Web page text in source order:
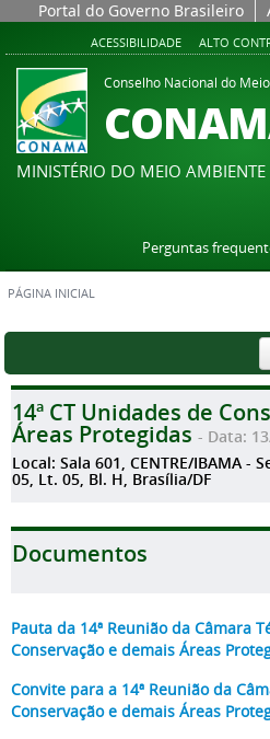
Portal do Governo Brasileiro
ACESSIBILIDADE ALTO
Conselho Nacional do
MINISTÉRIO DO MEIO
Perguntas
PÁGINA INICIAL
14ª CT Unidades de
Áreas Protegidas - Data:
Local: Sala 601, CENTRE/IBAMA -
05, Lt. 05, Bl. H, Brasília/DF
Documentos
Pauta da 14ª Reunião da Câmara
Conservação e demais Áreas
Convite para a 14ª Reunião da
Conservação e demais Áreas